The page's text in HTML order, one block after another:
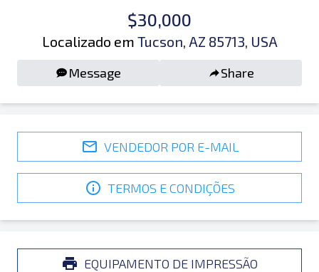
$30,000
Localizado em Tucson, AZ 85713, USA
Message Share
VENDEDOR POR E-MAIL
TERMOS E CONDIÇÕES
EQUIPAMENTO DE IMPRESSÃO